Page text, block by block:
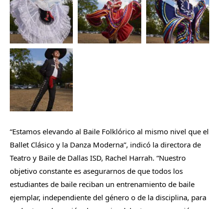
“Estamos elevando al Baile Folklórico al mismo nivel que el
Ballet Clásico y la Danza Moderna”, indicó la directora de
Teatro y Baile de Dallas ISD, Rachel Harrah. “Nuestro
objetivo constante es asegurarnos de que todos los
estudiantes de baile reciban un entrenamiento de baile
ejemplar, independiente del género o de la disciplina, para